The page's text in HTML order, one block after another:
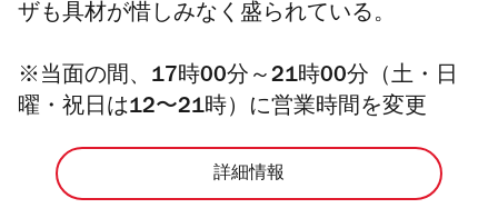
ザも具材が惜しみなく盛られている。
※ 当面の間、17時00分～21時00分（土・日
曜・祝日は12〜21時）に営業時間を変更
詳細情報